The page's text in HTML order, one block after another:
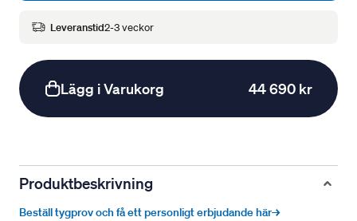
Leveranstid2-3 veckor
Lägg i Varukorg 44 690 kr
Produktbeskrivning
Beställ tygprov och få ett personligt erbjudande här→